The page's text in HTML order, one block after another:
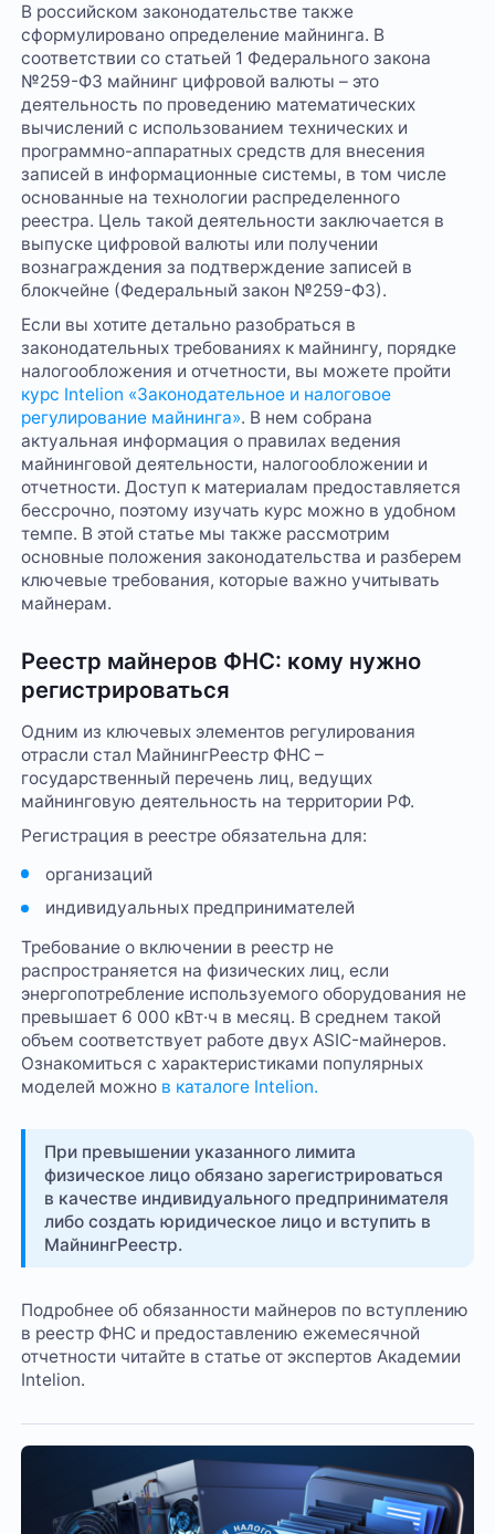
В российском законодательстве также
сформулировано определение майнинга. В
соответствии со статьей 1 Федерального закона
№259-ФЗ майнинг цифровой валюты – это
деятельность по проведению математических
вычислений с использованием технических и
программно-аппаратных средств для внесения
записей в информационные системы, в том числе
основанные на технологии распределенного
реестра. Цель такой деятельности заключается в
выпуске цифровой валюты или получении
вознаграждения за подтверждение записей в
блокчейне (Федеральный закон №259-ФЗ).
Если вы хотите детально разобраться в
законодательных требованиях к майнингу, порядке
налогообложения и отчетности, вы можете пройти
курс Intelion «Законодательное и налоговое
регулирование майнинга». В нем собрана
актуальная информация о правилах ведения
майнинговой деятельности, налогообложении и
отчетности. Доступ к материалам предоставляется
бессрочно, поэтому изучать курс можно в удобном
темпе. В этой статье мы также рассмотрим
основные положения законодательства и разберем
ключевые требования, которые важно учитывать
майнерам.
Реестр майнеров ФНС: кому нужно
регистрироваться
Одним из ключевых элементов регулирования
отрасли стал МайнингРеестр ФНС –
государственный перечень лиц, ведущих
майнинговую деятельность на территории РФ.
Регистрация в реестре обязательна для:
организаций
индивидуальных предпринимателей
Требование о включении в реестр не
распространяется на физических лиц, если
энергопотребление используемого оборудования не
превышает 6 000 кВт·ч в месяц. В среднем такой
объем соответствует работе двух ASIC-майнеров.
Ознакомиться с характеристиками популярных
моделей можно в каталоге Intelion.
При превышении указанного лимита
физическое лицо обязано зарегистрироваться
в качестве индивидуального предпринимателя
либо создать юридическое лицо и вступить в
МайнингРеестр.
Подробнее об обязанности майнеров по вступлению
в реестр ФНС и предоставлению ежемесячной
отчетности читайте в статье от экспертов Академии
Intelion.